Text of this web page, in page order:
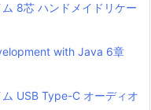
8芯 ハンドメイドリケー
with Java 6章
USB Type-C オーディオ